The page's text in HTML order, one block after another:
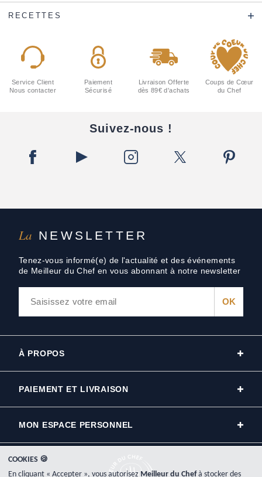
RECETTES
La NEWSLETTER
Tenez-vous informé(e) de l'actualité et des événements
de Meilleur du Chef en vous abonnant à notre newsletter
Service Client
Nous contacter
Paiement
Sécurisé
Livraison Offerte
dès 89€ d'achats
Coups de Cœur
du Chef
Suivez-nous !
À PROPOS
PAIEMENT ET LIVRAISON
MON ESPACE PERSONNEL
COOKIES 🍪
En cliquant « Accepter », vous autorisez Meilleur du Chefà stocker des